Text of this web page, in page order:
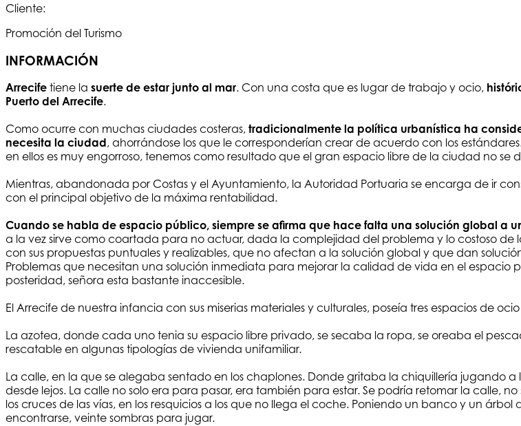
Cliente:
Promoción del Turismo
INFORMACIÓN
Arrecife tiene la suerte de estar junto al mar. Con una costa que es lugar de trabajo y ocio,
Puerto del Arrecife.
Como ocurre con muchas ciudades costeras, tradicionalmente la política urbanística ha
necesita la ciudad, ahorrándose los que le corresponderían crear de acuerdo con los
en ellos es muy engorroso, tenemos como resultado que el gran espacio libre de la ciudad no se
Mientras, abandonada por Costas y el Ayuntamiento, la Autoridad Portuaria se encarga de ir
con el principal objetivo de la máxima rentabilidad.
Cuando se habla de espacio público, siempre se afirma que hace falta una solución global a
a la vez sirve como coartada para no actuar, dada la complejidad del problema y lo costoso de
con sus propuestas puntuales y realizables, que no afectan a la solución global y que dan
Problemas que necesitan una solución inmediata para mejorar la calidad de vida en el espacio
posteridad, señora esta bastante inaccesible.
El Arrecife de nuestra infancia con sus miserias materiales y culturales, poseía tres espacios de
La azotea, donde cada uno tenia su espacio libre privado, se secaba la ropa, se oreaba el
rescatable en algunas tipologías de vivienda unifamiliar.
La calle, en la que se alegaba sentado en los chaplones. Donde gritaba la chiquillería jugando
desde lejos. La calle no solo era para pasar, era también para estar. Se podría retomar la calle,
los cruces de las vías, en los resquicios a los que no llega el coche. Poniendo un banco y un
encontrarse, veinte sombras para jugar.